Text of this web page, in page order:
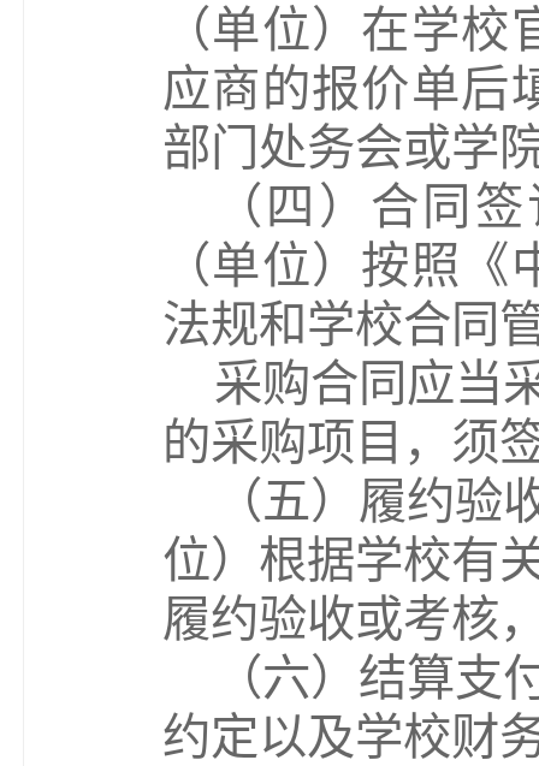
（单位）在学
应商的报价单后
部门处务会或学
（ 四 ） 合同
（单位） 按照《
法规和学校合同
采购合同应当
的采购项目，须
（五）履约验
位） 根据学校有
履约验收或考核
（六）结算支
约定以及学校财